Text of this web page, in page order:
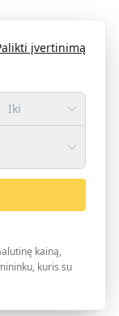
įvertinimą
Iki
kainą,
kuris su